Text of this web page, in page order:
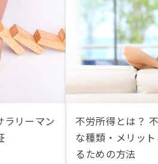
ラリーマン
不労所得とは？
な種類・メリッ
るための方法